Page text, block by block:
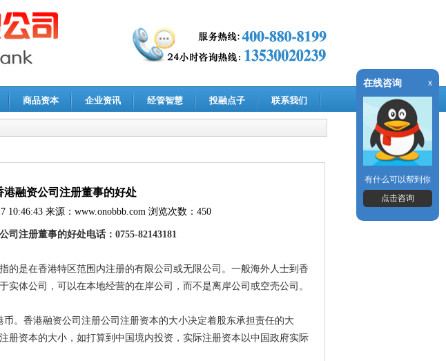
商品资本 企业资讯 经管智慧 投融点子 联系我们
港融资公司注册董事的好处
10:46:43 来源： www.onobbb.com 浏览次数：450
司注册董事的好处电话： 0755-82143181
的是在香港特区范围内注册的有限公司或无限公司。一般海外人士到香
实体公司，可以在本地经营的在岸公司，而不是离岸公司或空壳公司。
币。香港融资公司注册公司注册资本的大小决定着股东承担责任的大
册资本的大小，如打算到中国境内投资，实际注册资本以中国政府实际
在线咨询 x
有什么可以帮到你
点击咨询